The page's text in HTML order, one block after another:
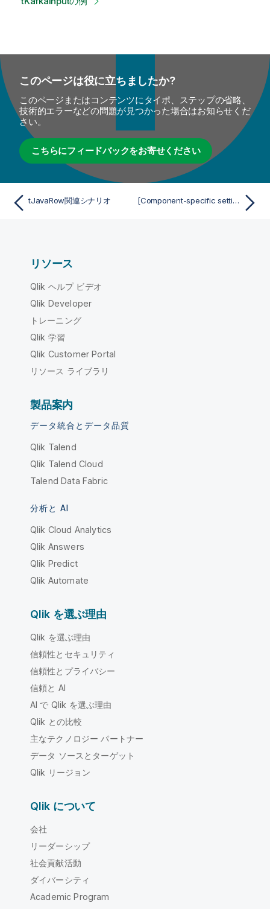
このページは役に立ちましたか?
このページまたはコンテンツにタイポ、ステップの省略、
技術的エラーなどの問題が見つかった場合はお知らせくだ
さい。
こちらにフィードバックをお寄せください
tJavaRow関連シナリオ [Component-specific settings] (コンポーネント固有設定) (tKafkaInput用)
リソース
Qlik ヘルプ ビデオ
Qlik Developer
トレーニング
Qlik 学習
Qlik Customer Portal
リソース ライブラリ
製品案内
データ統合とデータ品質
Qlik Talend
Qlik Talend Cloud
Talend Data Fabric
分析と AI
Qlik Cloud Analytics
Qlik Answers
Qlik Predict
Qlik Automate
Qlik を選ぶ理由
Qlik を選ぶ理由
信頼性とセキュリティ
信頼性とプライバシー
信頼と AI
AI で Qlik を選ぶ理由
Qlik との比較
主なテクノロジー パートナー
データ ソースとターゲット
Qlik リージョン
Qlik について
会社
リーダーシップ
社会貢献活動
ダイバーシティ
Academic Program